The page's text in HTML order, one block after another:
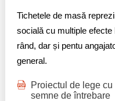
Tichetele de masă
socială cu multiple
rând, dar și pentu
general.
Proiectul de lege
semne de întrebare